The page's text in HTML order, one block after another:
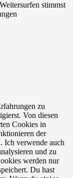
stimmst
zu
Von diesen
Cookies in
der
Ich verwende auch
und zu
werden nur
Du hast